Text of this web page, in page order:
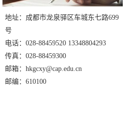
地址：成都市龙泉驿区车城东七路699
号
电话：028-88459520 13348804293
传真：028-88459300
邮箱：hkgcxy@cap.edu.cn
邮编：610100